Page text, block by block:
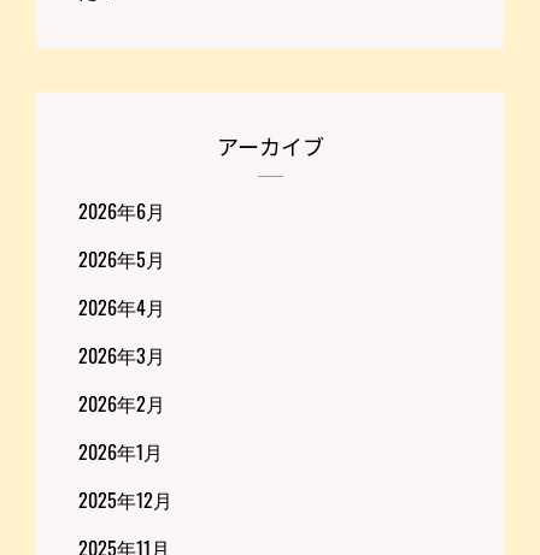
アーカイブ
2026年6月
2026年5月
2026年4月
2026年3月
2026年2月
2026年1月
2025年12月
2025年11月